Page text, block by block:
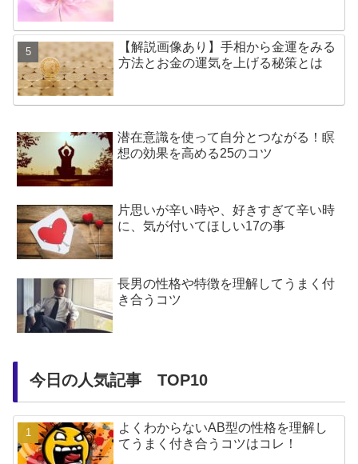
【解説画像あり】手相から金運をみる
方法とお金の運気を上げる秘策とは
潜在意識を使って自分とつながる！瞑
想の効果を高める25のコツ
片思いが辛い時や、好きすぎて辛い時
に、気が付いてほしい17の事
長男の性格や特徴を理解してうまく付
き合うコツ
今日の人気記事 TOP10
よくわからないAB型の性格を理解し
てうまく付き合うコツはコレ！